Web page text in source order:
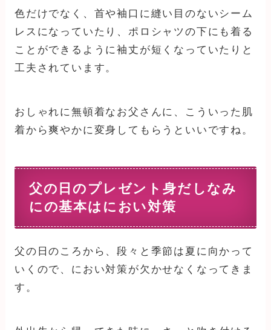
色だけでなく、首や袖口に縫い目のないシーム
レスになっていたり、ポロシャツの下にも着る
ことができるように袖丈が短くなっていたりと
工夫されています。
おしゃれに無頓着なお父さんに、こういった肌
着から爽やかに変身してもらうといいですね。
父の日のプレゼント身だしなみ
にの基本はにおい対策
父の日のころから、段々と季節は夏に向かって
いくので、におい対策が欠かせなくなってきま
す。